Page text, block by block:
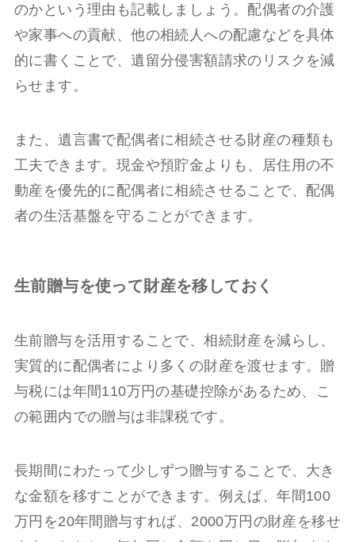
のかという理由も記載しましょう。配偶者の介護
や家事への貢献、他の相続人への配慮などを具体
的に書くことで、遺留分侵害額請求のリスクを減
らせます。
また、遺言書で配偶者に相続させる財産の種類も
工夫できます。現金や預貯金よりも、居住用の不
動産を優先的に配偶者に相続させることで、配偶
者の生活基盤を守ることができます。
生前贈与を使って財産を移しておく
生前贈与を活用することで、相続財産を減らし、
実質的に配偶者により多くの財産を渡せます。贈
与税には年間110万円の基礎控除があるため、こ
の範囲内での贈与は非課税です。
長期間にわたって少しずつ贈与することで、大き
な金額を移すことができます。例えば、年間100
万円を20年間贈与すれば、2000万円の財産を移せ